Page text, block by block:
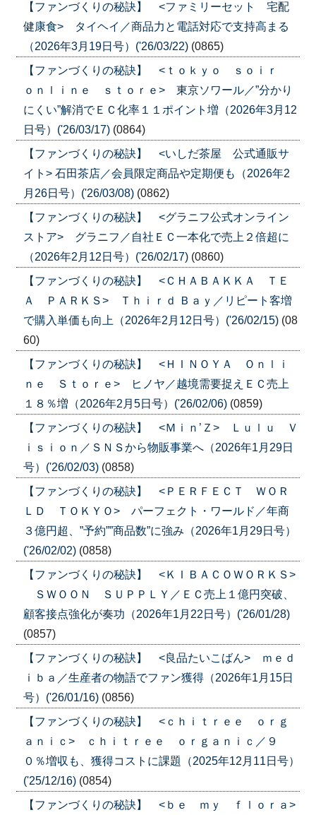
【ファンづくりの秘訣】 <ファミリーセット 宅配
健康食> タイヘイ／商品力と電話対応で支持高まる
（2026年3月19日号）('26/03/22) (0865)
【ファンづくりの秘訣】 <ｔｏｋｙｏ ｓｏｉｒ
ｏｎｌｉｎｅ ｓｔｏｒｅ> 東京ソワール／”分かり
にくい”解消でＥＣ化率１１ポイント増（2026年3月12
日号）('26/03/17) (0864)
【ファンづくりの秘訣】 <いしだ茶屋 公式通販サ
イト> 石田茶店／会員限定商品や定期便も（2026年2
月26日号）('26/03/08) (0862)
【ファンづくりの秘訣】 <グラニフ公式オンライン
ストア> グラニフ／自社ＥＣ一本化で売上２倍超に
（2026年2月12日号）('26/02/17) (0860)
【ファンづくりの秘訣】 <ＣＨＡＢＡＫＫＡ ＴＥ
Ａ ＰＡＲＫＳ> Ｔｈｉｒｄ Ｂａｙ／リピート客増
で購入単価も向上（2026年2月12日号）('26/02/15) (08
60)
【ファンづくりの秘訣】 <ＨＩＮＯＹＡ Ｏｎｌｉ
ｎｅ Ｓｔｏｒｅ> ヒノヤ／越境需要捉えＥＣ売上
１８％増（2026年2月5日号）('26/02/06) (0859)
【ファンづくりの秘訣】 <Ｍｉｎ’Ｚ> Ｌｕｌｕ Ｖ
ｉｓｉｏｎ／ＳＮＳから物販事業へ（2026年1月29日
号）('26/02/03) (0858)
【ファンづくりの秘訣】 <ＰＥＲＦＥＣＴ ＷＯＲ
ＬＤ ＴＯＫＹＯ> パーフェクト・ワールド／年商
３億円超、”予約””商品数”に強み（2026年1月29日号）
('26/02/02) (0858)
【ファンづくりの秘訣】 <ＫＩＢＡＣＯＷＯＲＫＳ>
ＳＷＯＯＮ ＳＵＰＰＬＹ／ＥＣ売上１億円突破、
顧客接点強化が奏功（2026年1月22日号）('26/01/28)
(0857)
【ファンづくりの秘訣】 <良品たいこばん> ｍｅｄ
ｉｂａ／生産者の物語でファン獲得（2026年1月15日
号）('26/01/16) (0856)
【ファンづくりの秘訣】 <ｃｈｉｔｒｅｅ ｏｒｇ
ａｎｉｃ> ｃｈｉｔｒｅｅ ｏｒｇａｎｉｃ／９
０％増収も、獲得コストに課題（2025年12月11日号）
('25/12/16) (0854)
【ファンづくりの秘訣】 <ｂｅ ｍｙ ｆｌｏｒａ>